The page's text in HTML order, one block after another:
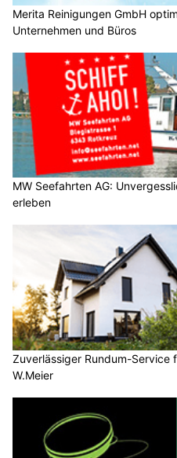
Merita Reinigungen GmbH
Unternehmen und Büros
MW Seefahrten AG:
erleben
Zuverlässiger Rundum-Service
W.Meier